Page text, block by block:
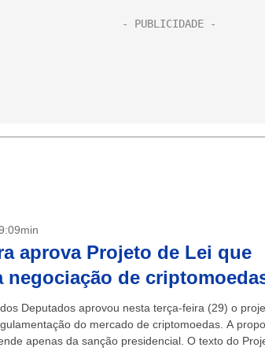
aprova Projeto de Lei que
negociação de
Deputados aprovou nesta terça-feira (29) o
do mercado de criptomoedas. A
apenas da sanção presidencial. O texto do